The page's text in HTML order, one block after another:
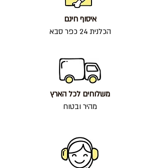
איסוף חינם
הכלנית 24 כפר סבא
משלוחים לכל הארץ
מהיר ובטוח